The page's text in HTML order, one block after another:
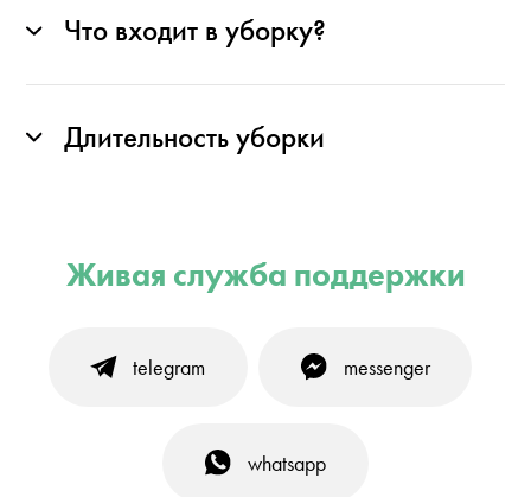
Что входит в уборку?
Длительность уборки
Живая служба поддержки
telegram messenger
whatsapp